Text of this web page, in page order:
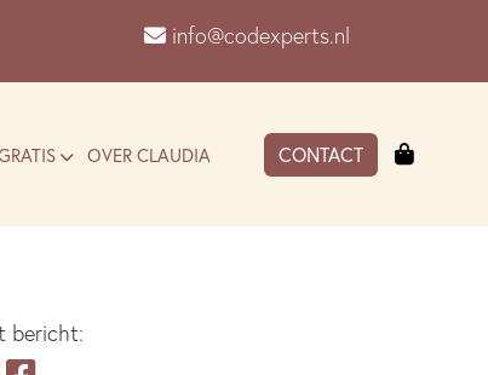
info@codexperts.nl
OVER CLAUDIA CONTACT
bericht: